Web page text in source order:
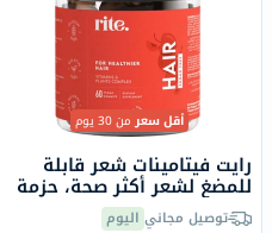
أقل سعرمن 30 يوم
رايت فيتامينات شعر قابلة
للمضغ لشعر أكثر صحة، حزمة
من 60 قطعةتوصيل مجاني اليوم